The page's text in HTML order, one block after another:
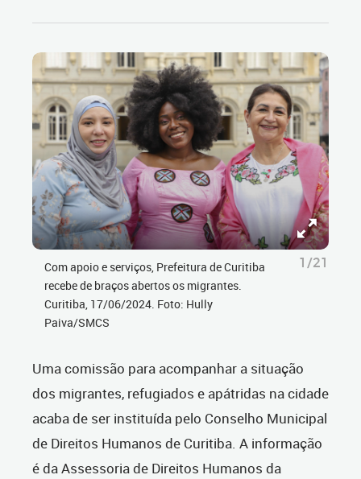
Com apoio e serviços, Prefeitura de Curitiba
recebe de braços abertos os migrantes.
Curitiba, 17/06/2024. Foto: Hully
Paiva/SMCS
1/21
Uma comissão para acompanhar a situação
dos migrantes, refugiados e apátridas na cidade
acaba de ser instituída pelo Conselho Municipal
de Direitos Humanos de Curitiba. A informação
é da Assessoria de Direitos Humanos da